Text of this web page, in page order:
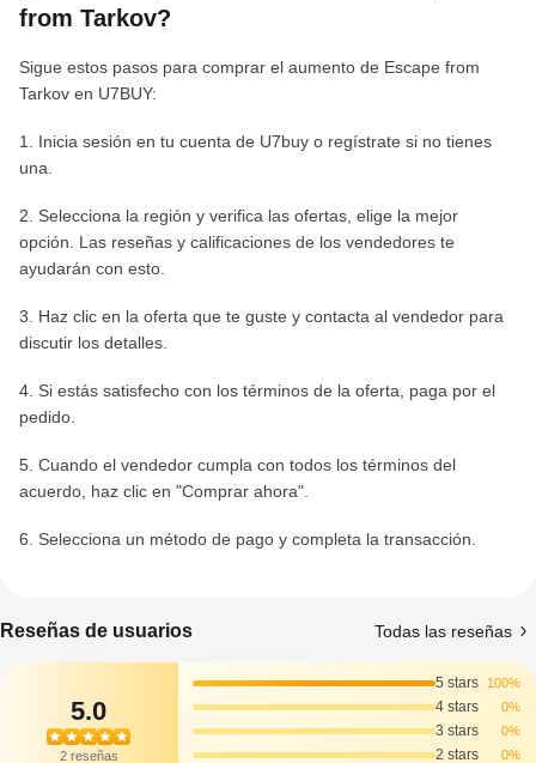
from Tarkov?
Sigue estos pasos para comprar el aumento de Escape from
Tarkov en U7BUY:
1. Inicia sesión en tu cuenta de U7buy o regístrate si no tienes
una.
2. Selecciona la región y verifica las ofertas, elige la mejor
opción. Las reseñas y calificaciones de los vendedores te
ayudarán con esto.
3. Haz clic en la oferta que te guste y contacta al vendedor para
discutir los detalles.
4. Si estás satisfecho con los términos de la oferta, paga por el
pedido.
5. Cuando el vendedor cumpla con todos los términos del
acuerdo, haz clic en "Comprar ahora".
6. Selecciona un método de pago y completa la transacción.
Reseñas de usuarios Todas las reseñas
5.0
2 reseñas
5 stars 100%
4 stars 0%
3 stars 0%
2 stars 0%